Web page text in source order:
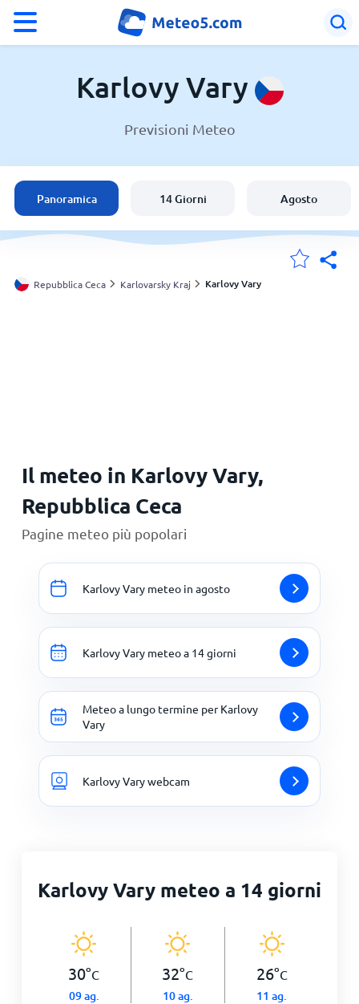
Meteo a Karlovy Vary
Repubblica Ceca
Italia
Svizzera
Karlovy Vary
Previsioni Meteo
Panoramica 14 Giorni Agosto
Repubblica Ceca Karlovarsky Kraj Karlovy Vary
Il meteo in Karlovy Vary,
Repubblica Ceca
Pagine meteo più popolari
Karlovy Vary meteo in agosto
Karlovy Vary meteo a 14 giorni
Meteo a lungo termine per Karlovy
Vary
Karlovy Vary webcam
Karlovy Vary meteo a 14 giorni
30°C
09 ag.
32°C
10 ag.
26°C
11 ag.